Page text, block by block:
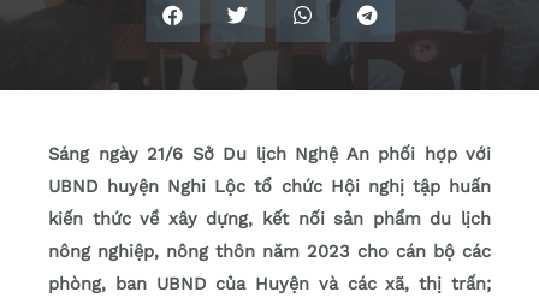
Sáng ngày 21/6 Sở Du lịch Nghệ An phối hợp với
UBND huyện Nghi Lộc tổ chức Hội nghị tập huấn
kiến thức về xây dựng, kết nối sản phẩm du lịch
nông nghiệp, nông thôn năm 2023 cho cán bộ các
phòng, ban UBND của Huyện và các xã, thị trấn;